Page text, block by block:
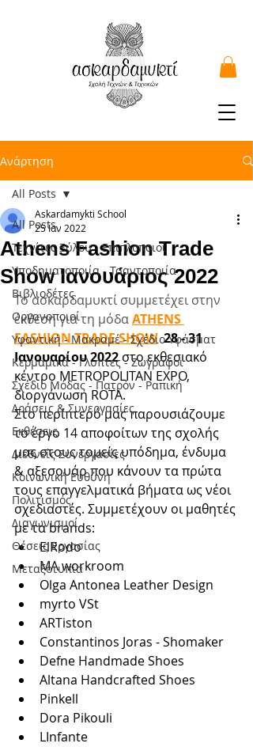
Ανάρτηση
All Posts
Τεχνίτες Ξύλου - Επιπλοποιοί
Υποδηματοποιία - Τσαντοποιία
Βιβλιοδέτες
Οργανοποιοί
Υφαντική - Μακραμέ - Σχέδιο Υφάσματ
Κερμαμικά - Γλύπτες - Ζωγράφοι
Σχέδιο Μόδας - Πατρόν - Ραπική
Δράσεις & Συνεργασίες
Εκθέσεις
Διεθνείς Συνεργασίες
Κοινωνική Ευθύνη
Πολιτισμός
Διαγωνισμοί
Θέσεις Εργασίας
Μεταξοτυπία
All Posts
Athens Fashion Trade
Show Ιανουάριος 2022
Askardamykti School
25 Ιαν 2022
Το ασκαρδαμυκτί συμμετέχει στην
έκθεση για τη μόδα ATHENS
FASHION TRADE SHOW
  28 - 31
Ιανουαρίου 2022 στο εκθεσιακό
κέντρο METROPOLITAN EXPO,
διοργάνωση ROTA.
Στο περίπτερό μας παρουσιάζουμε
το έργο 14 αποφοίτων της σχολής
μας στους τομείς υπόδημα, ένδυμα
& αξεσουάρ που κάνουν τα πρώτα
τους επαγγελματικά βήματα ως νέοι
σχεδιαστές. Συμμετέχουν οι μαθητές
με τα brands:
ElRodo
MA workroom
Olga Antonea Leather Design
myrto VSt
ARTiston
Constantinos Joras - Shomaker
Defne Handmade Shoes
Altana Handcrafted Shoes
Pinkell
Dora Pikouli
LInfante